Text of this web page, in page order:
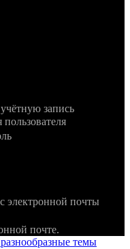
запись
электронной почты
почте.
темы